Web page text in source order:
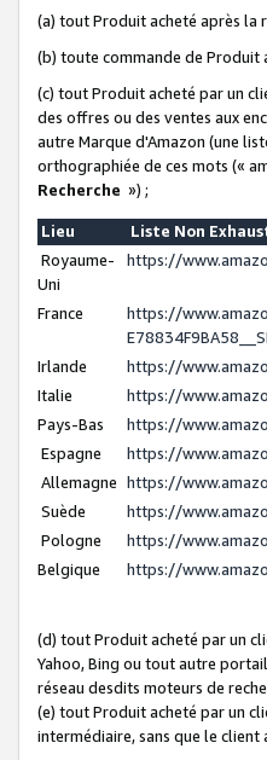
(a) tout Produit acheté après la
(b) toute commande de
(c) tout Produit acheté par un
des offres ou des ventes aux
autre Marque d'Amazon (une
orthographiée de ces mots («
Recherche ») ;
Lieu
Liste Non
Royaume-
Uni
https://
France
https://
Irlande
https://
Italie
https://
Pays-Bas
https://
Espagne
https://
Allemagne https://
Suède
https://
Pologne
https://
Belgique
https://
(d) tout Produit acheté par un
Yahoo, Bing ou tout autre
réseau desdits moteurs de
(e) tout Produit acheté par un
intermédiaire, sans que le